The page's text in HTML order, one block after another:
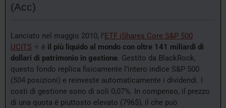
(Acc)
Lanciato nel maggio 2010, l’ ETF iShares Core S&P 500
UCITS ⭐ è il più liquido al mondo con oltre 141 miliardi di
dollari di patrimonio in gestione. Gestito da BlackRock,
questo fondo replica fisicamente l’intero indice S&P 500
(504 posizioni) e reinveste automaticamente i dividendi. I
costi di gestione sono di soli 0,07%. In compenso, il prezzo
di una quota è piuttosto elevato (796$), il che può